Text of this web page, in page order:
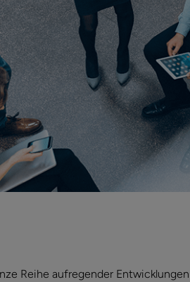
Reihe aufregender